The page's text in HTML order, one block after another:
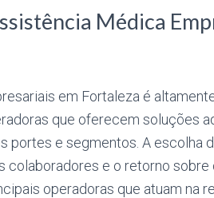
Médica
em Fortaleza é
que oferecem soluções
e segmentos. A escolha
colaboradores e o retorno
operadoras que atuam na